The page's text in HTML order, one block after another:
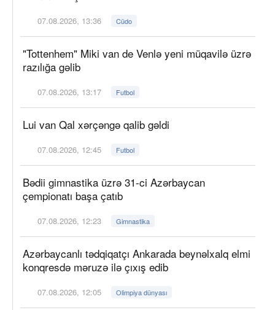
07.08.2026, 13:36 Cüdo
"Tottenhem" Miki van de Venlə yeni müqavilə üzrə
razılığa gəlib
07.08.2026, 13:17 Futbol
Lui van Qal xərçəngə qalib gəldi
07.08.2026, 12:45 Futbol
Bədii gimnastika üzrə 31-ci Azərbaycan
çempionatı başa çatıb
07.08.2026, 12:23 Gimnastika
Azərbaycanlı tədqiqatçı Ankarada beynəlxalq elmi
konqresdə məruzə ilə çıxış edib
07.08.2026, 12:05 Olimpiya dünyası